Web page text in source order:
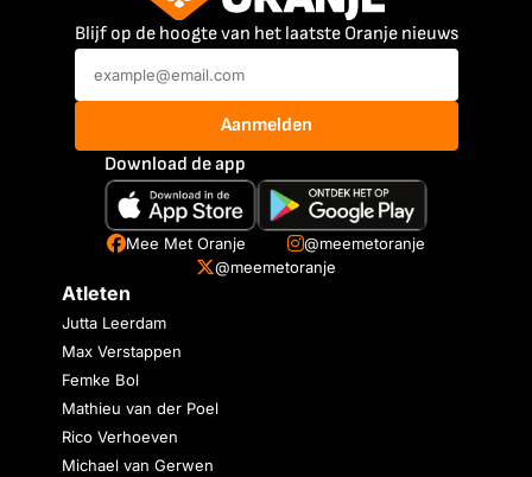
Blijf op de hoogte van het laatste Oranje nieuws
Aanmelden
Download de app
Mee Met Oranje
@meemetoranje
@meemetoranje
Atleten
Jutta Leerdam
Max Verstappen
Femke Bol
Mathieu van der Poel
Rico Verhoeven
Michael van Gerwen